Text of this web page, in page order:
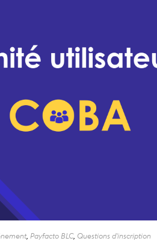
, Payfacto BLC, Questions d'inscription